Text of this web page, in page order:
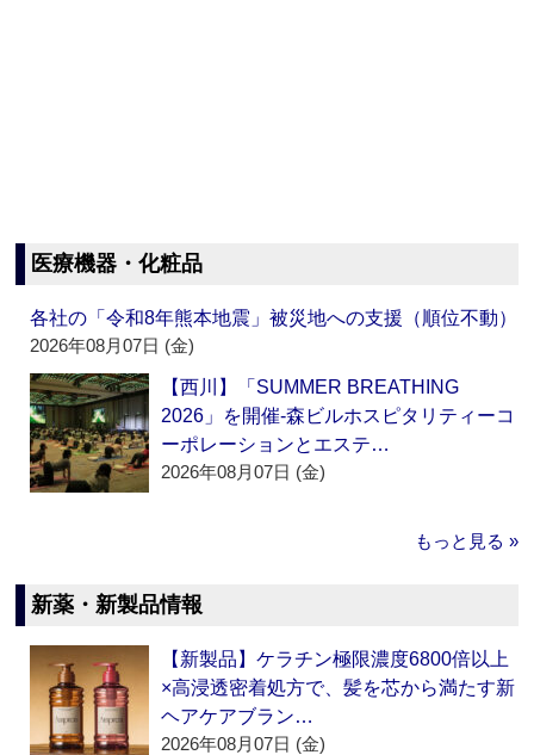
医療機器・化粧品
各社の「令和8年熊本地震」被災地への支援（順位不動）
2026年08月07日 (金)
【西川】「SUMMER BREATHING
2026」を開催‐森ビルホスピタリティーコ
ーポレーションとエステ…
2026年08月07日 (金)
もっと見る »
新薬・新製品情報
【新製品】ケラチン極限濃度6800倍以上
×高浸透密着処方で、髪を芯から満たす新
ヘアケアブラン…
2026年08月07日 (金)